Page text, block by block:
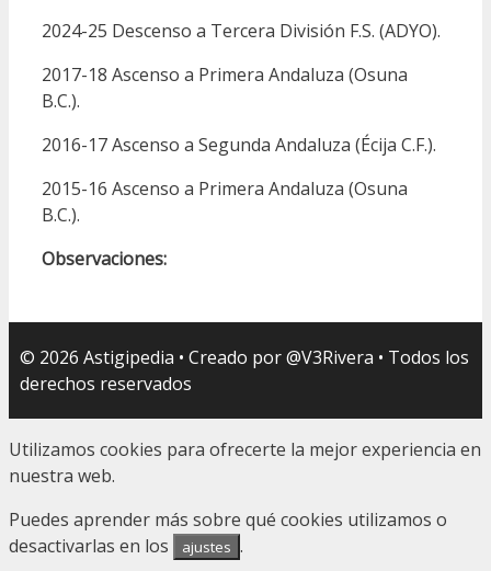
2024-25 Descenso a Tercera División F.S. (ADYO).
2017-18 Ascenso a Primera Andaluza (Osuna
B.C.).
2016-17 Ascenso a Segunda Andaluza (Écija C.F.).
2015-16 Ascenso a Primera Andaluza (Osuna
B.C.).
Observaciones:
© 2026 Astigipedia • Creado por @V3Rivera • Todos los
derechos reservados
Utilizamos cookies para ofrecerte la mejor experiencia en
nuestra web.
Puedes aprender más sobre qué cookies utilizamos o
desactivarlas en los
ajustes .